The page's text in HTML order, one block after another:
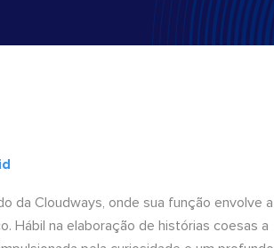
da Cloudways, onde sua função envolve a
Hábil na elaboração de histórias coesas a